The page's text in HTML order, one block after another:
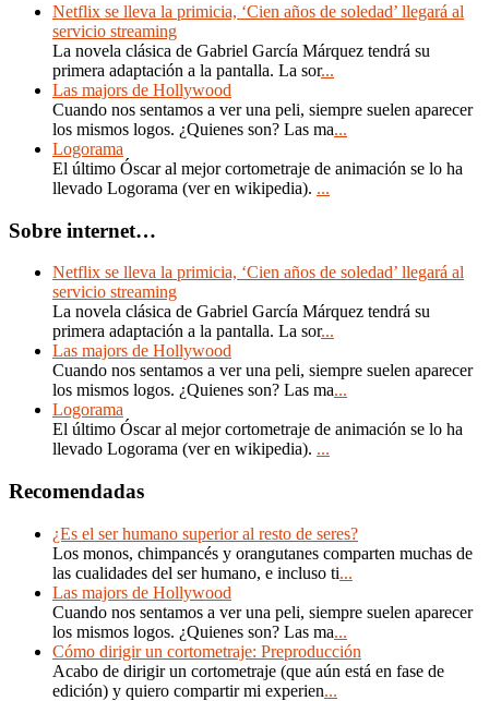
Netflix se lleva la primicia, ‘Cien años de soledad’ llegará al
servicio streaming
La novela clásica de Gabriel García Márquez tendrá su
primera adaptación a la pantalla. La sor...
Las majors de Hollywood
Cuando nos sentamos a ver una peli, siempre suelen aparecer
los mismos logos. ¿Quienes son? Las ma...
Logorama
El último Óscar al mejor cortometraje de animación se lo ha
llevado Logorama (ver en wikipedia). ...
Sobre internet…
Netflix se lleva la primicia, ‘Cien años de soledad’ llegará al
servicio streaming
La novela clásica de Gabriel García Márquez tendrá su
primera adaptación a la pantalla. La sor...
Las majors de Hollywood
Cuando nos sentamos a ver una peli, siempre suelen aparecer
los mismos logos. ¿Quienes son? Las ma...
Logorama
El último Óscar al mejor cortometraje de animación se lo ha
llevado Logorama (ver en wikipedia). ...
Recomendadas
¿Es el ser humano superior al resto de seres?
Los monos, chimpancés y orangutanes comparten muchas de
las cualidades del ser humano, e incluso ti...
Las majors de Hollywood
Cuando nos sentamos a ver una peli, siempre suelen aparecer
los mismos logos. ¿Quienes son? Las ma...
Cómo dirigir un cortometraje: Preproducción
Acabo de dirigir un cortometraje (que aún está en fase de
edición) y quiero compartir mi experien...